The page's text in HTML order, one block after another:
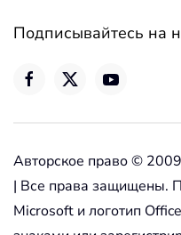
Подписывайтесь на
Авторское право ©
| Все права защищены.
Microsoft и логотип